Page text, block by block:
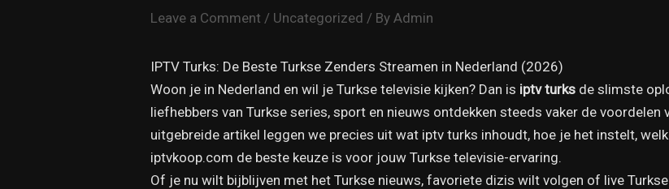
Leave a Comment / Uncategorized / ByAdmin
IPTV Turks: De Beste Turkse Zenders Streamen in Nederland (2026)
Woon je in Nederland en wil je Turkse televisie kijken? Dan is iptv turks de slimste
liefhebbers van Turkse series, sport en nieuws ontdekken steeds vaker de voordelen
uitgebreide artikel leggen we precies uit wat iptv turks inhoudt, hoe je het instelt,
iptvkoop.com de beste keuze is voor jouw Turkse televisie-ervaring.
Of je nu wilt bijblijven met het Turkse nieuws, favoriete dizis wilt volgen of live